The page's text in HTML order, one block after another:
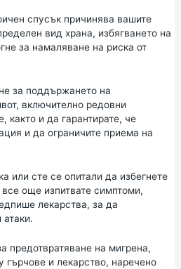
спусък причинява вашите
вид храна, избягването на
за намаляване на риска от
за поддържането на
включително редовни
както и да гарантирате, че
и да ограничите приема на
или сте се опитали да избегнете
още изпитвате симптоми,
лекарства, за да
атаки.
предотвратяване на мигрена,
гърчове и лекарство, наречено